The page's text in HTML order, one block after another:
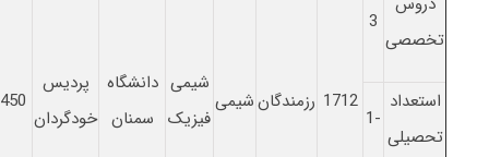
تخصصی
3
1712 رزمندگانشیمی
شیمی
فیزیک
دانشگاه
سمنان
پردیس
خودگردان
450
استعداد
تحصیلی
-1